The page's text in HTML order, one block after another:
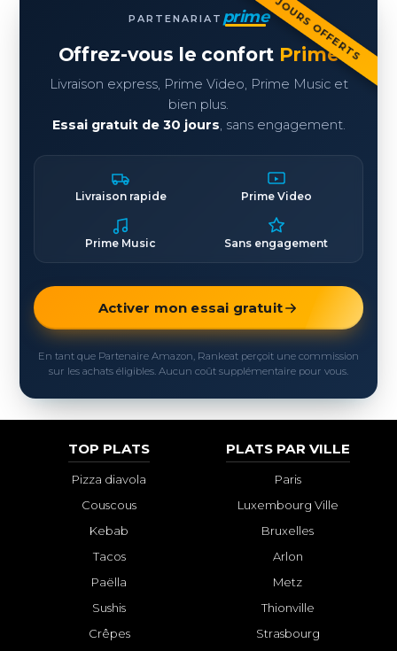
30 JOURS OFFERTS
PARTENARIAT prime
Offrez-vous le confort Prime
Livraison express, Prime Video, Prime Music et
bien plus.
Essai gratuit de 30 jours, sans engagement.
Livraison rapide Prime Video
Prime Music Sans engagement
Activer mon essai gratuit
En tant que Partenaire Amazon, Rankeat perçoit une commission
sur les achats éligibles. Aucun coût supplémentaire pour vous.
TOP PLATS
Pizza diavola
Couscous
Kebab
Tacos
Paëlla
Sushis
Crêpes
PLATS PAR VILLE
Paris
Luxembourg Ville
Bruxelles
Arlon
Metz
Thionville
Strasbourg